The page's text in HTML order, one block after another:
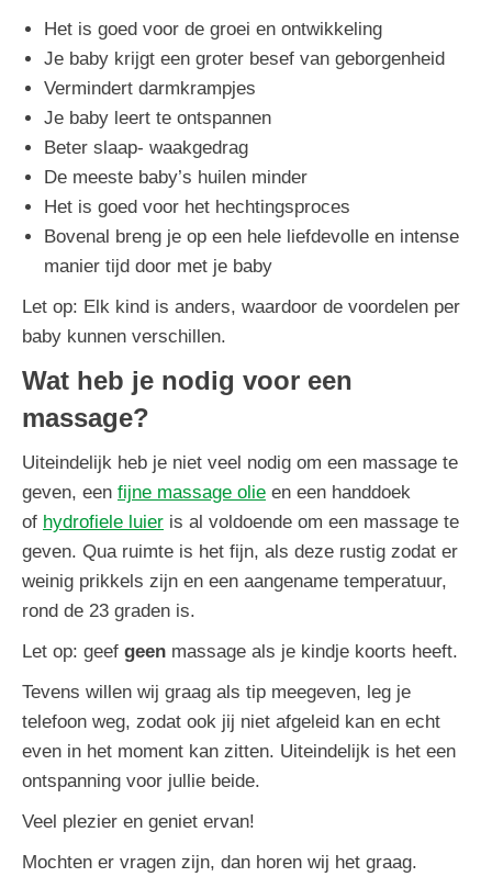
Het is goed voor de groei en ontwikkeling
​Je baby krijgt een groter besef van geborgenheid
​Vermindert darmkrampjes
Je baby leert te ontspannen
Beter slaap- waakgedrag
De meeste baby’s huilen minder
Het is goed voor het hechtingsproces
Bovenal breng je op een hele liefdevolle en intense
manier tijd door met je baby
Let op: Elk kind is anders, waardoor de voordelen per
baby kunnen verschillen.
Wat heb je nodig voor een
massage?
Uiteindelijk heb je niet veel nodig om een massage te
geven, een fijne massage olie en een handdoek
of hydrofiele luier is al voldoende om een massage te
geven. Qua ruimte is het fijn, als deze rustig zodat er
weinig prikkels zijn en een aangename temperatuur,
rond de 23 graden is.
Let op: geef geen massage als je kindje koorts heeft.
Tevens willen wij graag als tip meegeven, leg je
telefoon weg, zodat ook jij niet afgeleid kan en echt
even in het moment kan zitten. Uiteindelijk is het een
ontspanning voor jullie beide.
Veel plezier en geniet ervan!
Mochten er vragen zijn, dan horen wij het graag.